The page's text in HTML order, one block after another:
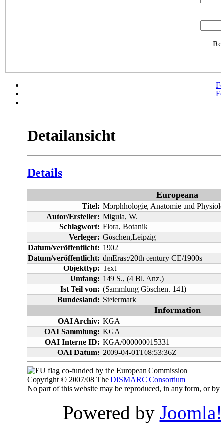
Detailansicht
Details
Europeana
Titel: Morphhologie, Anatomie und
Autor/Ersteller: Migula, W.
Schlagwort: Flora, Botanik
Verleger: Göschen,Leipzig
Datum/veröffentlicht: 1902
Datum/veröffentlicht: dmEras:/20th century CE/1900s
Objekttyp: Text
Umfang: 149 S., (4 Bl. Anz.)
Ist Teil von: (Sammlung Göschen. 141)
Bundesland: Steiermark
Information
OAI Archiv: KGA
OAI Sammlung: KGA
OAI Interne ID: KGA/000000015331
OAI Datum: 2009-04-01T08:53:36Z
co-funded by the European Commission
Copyright © 2007/08 The DISMARC Consortium
No part of this website may be reproduced, in any form, or
Powered by